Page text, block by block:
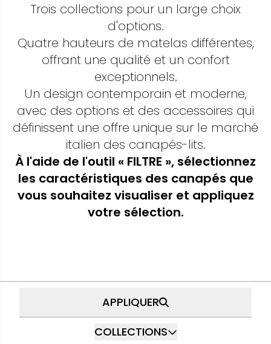
Trois collections pour un large choix
d'options.
Quatre hauteurs de matelas différentes,
offrant une qualité et un confort
exceptionnels.
Un design contemporain et moderne,
avec des options et des accessoires qui
définissent une offre unique sur le marché
italien des canapés-lits.
À l'aide de l'outil « FILTRE », sélectionnez
les caractéristiques des canapés que
vous souhaitez visualiser et appliquez
votre sélection.
APPLIQUER
COLLECTIONS